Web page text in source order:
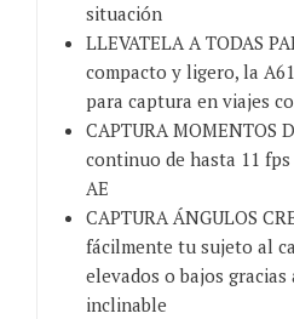
situación
LLEVATELA A TODAS
compacto y ligero, la
para captura en viajes
CAPTURA MOMENTOS
continuo de hasta 11
AE
CAPTURA ÁNGULOS
fácilmente tu sujeto al
elevados o bajos
inclinable